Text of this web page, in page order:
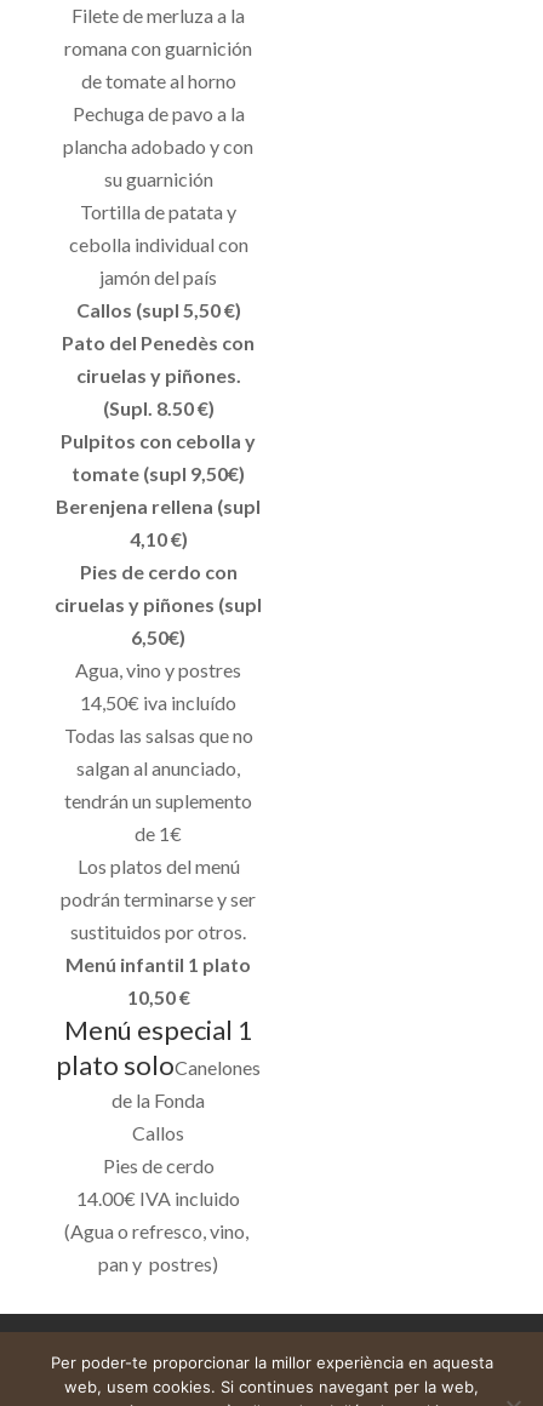
Filete de merluza a la
romana con guarnición
de tomate al horno
Pechuga de pavo a la
plancha adobado y con
su guarnición
Tortilla de patata y
cebolla individual con
jamón del país
Callos (supl 5,50 €)
Pato del Penedès con
ciruelas y piñones.
(Supl. 8.50 €)
Pulpitos con cebolla y
tomate (supl 9,50€)
Berenjena rellena (supl
4,10 €)
Pies de cerdo con
ciruelas y piñones (supl
6,50€)
Agua, vino y postres
14,50€ iva incluído
Todas las salsas que no
salgan al anunciado,
tendrán un suplemento
de 1€
Los platos del menú
podrán terminarse y ser
sustituidos por otros.
Menú infantil 1 plato
10,50 €
Menú especial 1
plato soloCanelones
de la Fonda
Callos
Pies de cerdo
14.00€ IVA incluido
(Agua o refresco, vino,
pan y postres)
Per poder-te proporcionar la millor experiència en aquesta
web, usem cookies. Si continues navegant per la web,